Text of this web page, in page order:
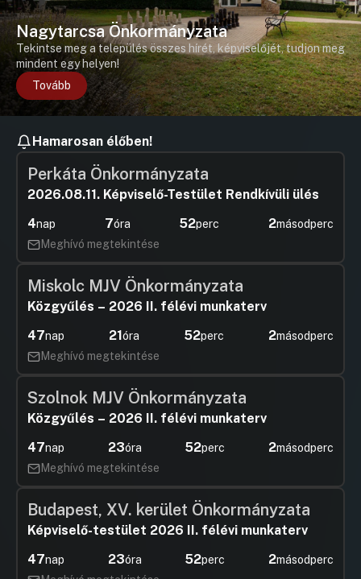
Nagytarcsa Önkormányzata
Tekintse meg a település összes hírét, képviselőjét, tudjon meg
mindent egy helyen!
Tovább
Hamarosan élőben!
Perkáta Önkormányzata
2026.08.11. Képviselő-Testület Rendkívüli ülés
4nap 7óra 52perc 2másodperc
Meghívó megtekintése
Miskolc MJV Önkormányzata
Közgyűlés – 2026 II. félévi munkaterv
47nap 21óra 52perc 2másodperc
Meghívó megtekintése
Szolnok MJV Önkormányzata
Közgyűlés – 2026 II. félévi munkaterv
47nap 23óra 52perc 2másodperc
Meghívó megtekintése
Budapest, XV. kerület Önkormányzata
Képviselő-testület 2026 II. félévi munkaterv
47nap 23óra 52perc 2másodperc